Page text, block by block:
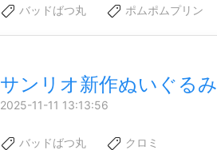
バッドばつ丸 ポムポムプリン
サンリオ新作ぬいぐるみ
2025-11-11 13:13:56
バッドばつ丸 クロミ